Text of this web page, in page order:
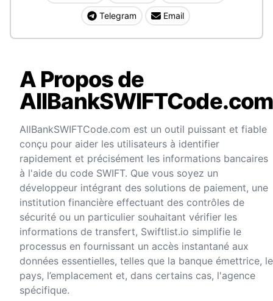
Telegram Email
A Propos de
AllBankSWIFTCode.com
AllBankSWIFTCode.com est un outil puissant et fiable
conçu pour aider les utilisateurs à identifier
rapidement et précisément les informations bancaires
à l'aide du code SWIFT. Que vous soyez un
développeur intégrant des solutions de paiement, une
institution financière effectuant des contrôles de
sécurité ou un particulier souhaitant vérifier les
informations de transfert, Swiftlist.io simplifie le
processus en fournissant un accès instantané aux
données essentielles, telles que la banque émettrice, le
pays, l’emplacement et, dans certains cas, l'agence
spécifique.